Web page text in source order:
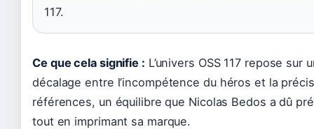
117.
Ce que cela signifie : L’univers OSS 117 repose sur
décalage entre l’incompétence du héros et la
références, un équilibre que Nicolas Bedos a dû
tout en imprimant sa marque.